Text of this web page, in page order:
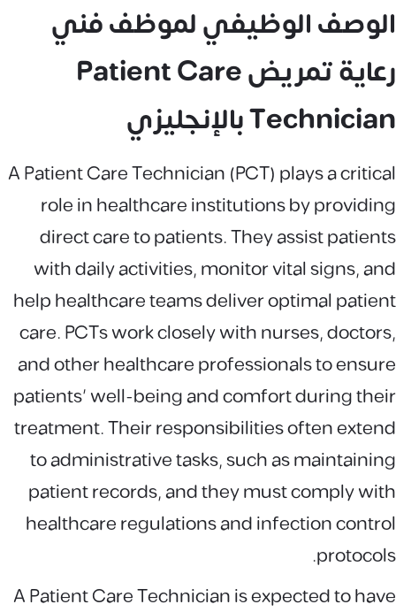
الوصف الوظيفي لموظف فني
رعاية تمريض Patient Care
Technician بالإنجليزي
A Patient Care Technician (PCT) plays a critical
role in healthcare institutions by providing
direct care to patients. They assist patients
with daily activities, monitor vital signs, and
help healthcare teams deliver optimal patient
care. PCTs work closely with nurses, doctors,
and other healthcare professionals to ensure
patients' well-being and comfort during their
treatment. Their responsibilities often extend
to administrative tasks, such as maintaining
patient records, and they must comply with
healthcare regulations and infection control
protocols.
A Patient Care Technician is expected to have